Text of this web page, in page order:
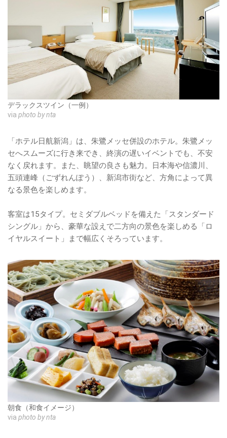
デラックスツイン（一例）
via photo by nta
「ホテル日航新潟」は、朱鷺メッセ併設のホテル。朱鷺メッ
セへスムーズに行き来でき、終演の遅いイベントでも、不安
なく戻れます。また、眺望の良さも魅力。日本海や信濃川、
五頭連峰（ごずれんぽう）、新潟市街など、方角によって異
なる景色を楽しめます。
客室は15タイプ。セミダブルベッドを備えた「スタンダード
シングル」から、豪華な設えで二方向の景色を楽しめる「ロ
イヤルスイート」まで幅広くそろっています。
朝食（和食イメージ）
via photo by nta